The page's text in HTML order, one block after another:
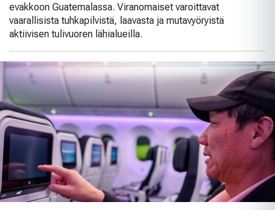
evakkoon Guatemalassa. Viranomaiset varoittavat
vaarallisista tuhkapilvistä, laavasta ja mutavyöryistä
aktiivisen tulivuoren lähialueilla.